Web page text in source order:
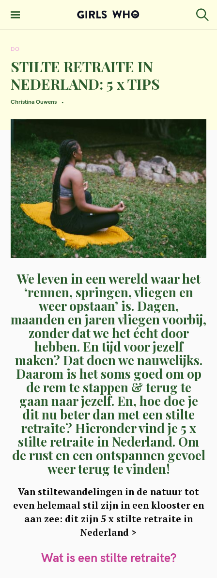
GIRLS WHO
DO
STILTE RETRAITE IN
NEDERLAND: 5 x TIPS
Christina Ouwens
We leven in een wereld waar het
‘rennen, springen, vliegen en
weer opstaan’ is. Dagen,
maanden en jaren vliegen voorbij,
zonder dat we het écht door
hebben. En tijd voor jezelf
maken? Dat doen we nauwelijks.
Daarom is het soms goed om op
de rem te stappen & terug te
gaan naar jezelf. En, hoe doe je
dit nu beter dan met een stilte
retraite? Hieronder vind je 5 x
stilte retraite in Nederland. Om
de rust en een ontspannen gevoel
weer terug te vinden!
Van stiltewandelingen in de natuur tot
even helemaal stil zijn in een klooster en
aan zee: dit zijn 5 x stilte retraite in
Nederland >
Wat is een stilte retraite?